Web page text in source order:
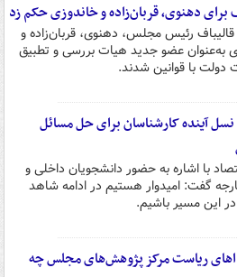
برای دهنوی، قربان‌زاده و خاندوزی حکم زد
رئیس مجلس، دهنوی، قربان‌زاده و
به‌عنوان عضو جدید هیات بررسی و تطبیق
دولت با قوانین شدند.
آینده کارشناسان برای حل مسائل
با اشاره به حضور دانشجویان داخلی و
گفت: امیدوار هستیم در ادامه شاهد
این مسیر باشیم.
ریاست مرکز پژوهش‌های مجلس چه